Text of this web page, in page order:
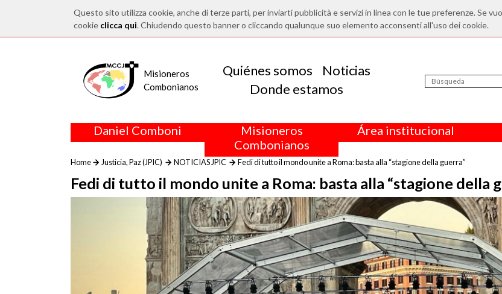
Questo sito utilizza cookie, anche di terze parti, per inviarti pubblicità e servizi in linea con le tue preferenze. Se
cookie clicca qui. Chiudendo questo banner o cliccando qualunque suo elemento acconsenti all'uso dei cookie.
Misioneros
Combonianos
Quiénes somos
Noticias
Donde estamos
Daniel Comboni
Misioneros
Combonianos
Área institucional
Home Justicia, Paz (JPIC) NOTICIAS JPIC Fedi di tutto il mondo unite a Roma: basta alla “stagione della guerra”
Fedi di tutto il mondo unite a Roma: basta alla “stagione della